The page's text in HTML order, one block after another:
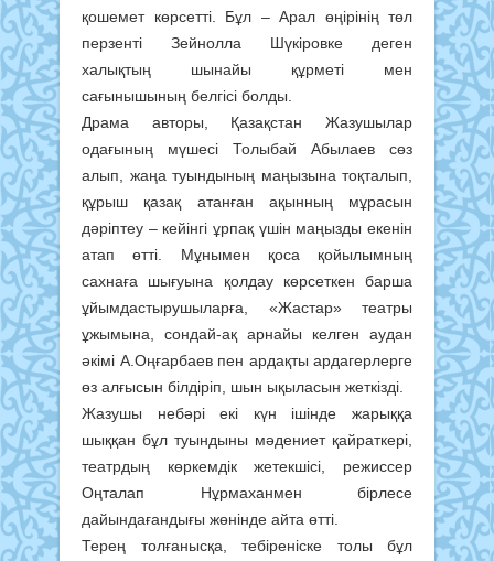
қошемет көрсетті. Бұл – Арал өңірінің төл
перзенті Зейнолла Шүкіровке деген
халықтың шынайы құрметі мен
сағынышының белгісі болды.
Драма авторы, Қазақстан Жазушылар
одағының мүшесі Толыбай Абылаев сөз
алып, жаңа туындының маңызына тоқталып,
құрыш қазақ атанған ақынның мұрасын
дәріптеу – кейінгі ұрпақ үшін маңызды екенін
атап өтті. Мұнымен қоса қойылымның
сахнаға шығуына қолдау көрсеткен барша
ұйымдастырушыларға, «Жастар» театры
ұжымына, сондай-ақ арнайы келген аудан
әкімі А.Оңғарбаев пен ардақты ардагерлерге
өз алғысын білдіріп, шын ықыласын жеткізді.
Жазушы небәрі екі күн ішінде жарыққа
шыққан бұл туындыны мәдениет қайраткері,
театрдың көркемдік жетекшісі, режиссер
Оңталап Нұрмаханмен бірлесе
дайындағандығы жөнінде айта өтті.
Терең толғанысқа, тебіреніске толы бұл